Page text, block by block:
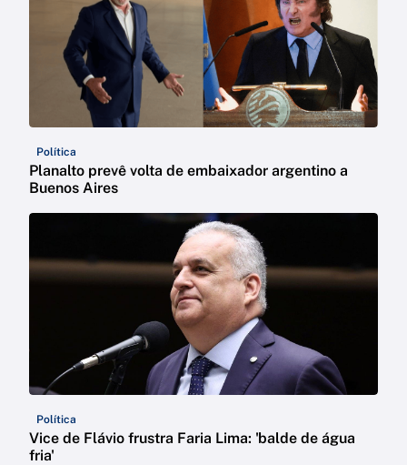
Política
Planalto prevê volta de embaixador argentino a
Buenos Aires
Política
Vice de Flávio frustra Faria Lima: 'balde de água
fria'